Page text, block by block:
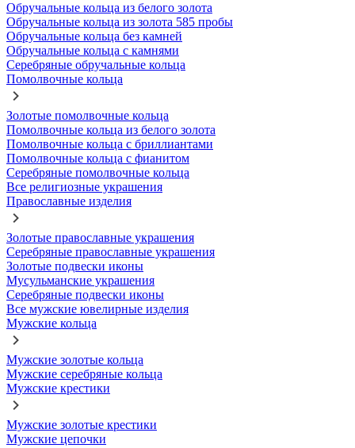
Обручальные кольца из белого золота
Обручальные кольца из золота 585 пробы
Обручальные кольца без камней
Обручальные кольца с камнями
Серебряные обручальные кольца
Помолвочные кольца
Золотые помолвочные кольца
Помолвочные кольца из белого золота
Помолвочные кольца с бриллиантами
Помолвочные кольца с фианитом
Серебряные помолвочные кольца
Все религиозные украшения
Православные изделия
Золотые православные украшения
Серебряные православные украшения
Золотые подвески иконы
Мусульманские украшения
Серебряные подвески иконы
Все мужские ювелирные изделия
Мужские кольца
Мужские золотые кольца
Мужские серебряные кольца
Мужские крестики
Мужские золотые крестики
Мужские цепочки